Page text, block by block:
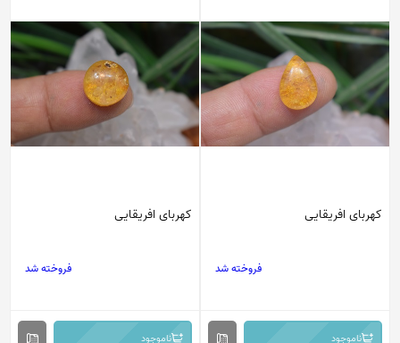
کهربای افریقایی
فروخته شد
ناموجود
کهربای افریقایی
فروخته شد
ناموجود